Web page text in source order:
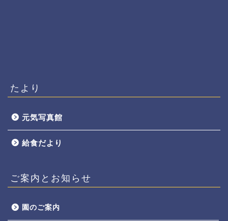
たより
元気写真館
給食だより
ご案内とお知らせ
園のご案内